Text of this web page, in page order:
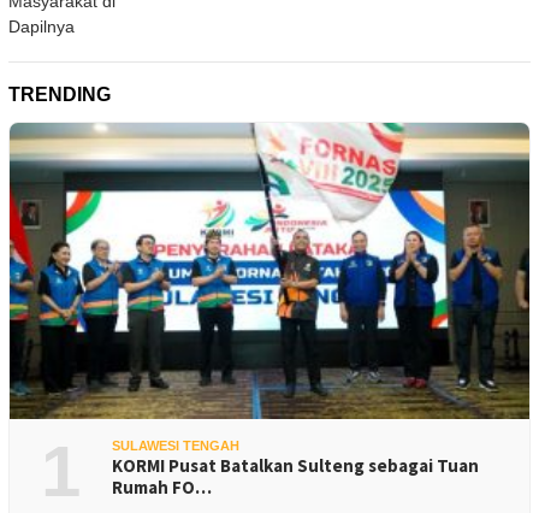
TRENDING
1 SULAWESI TENGAH
KORMI Pusat Batalkan Sulteng sebagai Tuan
Rumah FO…